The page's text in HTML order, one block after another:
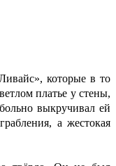
которые в то
платье у стены,
выкручивал ей
а жестокая